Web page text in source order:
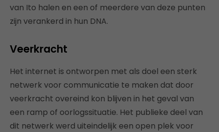
van Ito halen en een of meerdere van deze punten
zijn verankerd in hun DNA.
Veerkracht
Het internet is ontworpen met als doel een sterk
netwerk voor communicatie te maken dat door
veerkracht overeind kon blijven in het geval van
een ramp of oorlogssituatie. Het publieke deel van
dit netwerk werd uiteindelijk een open plek voor